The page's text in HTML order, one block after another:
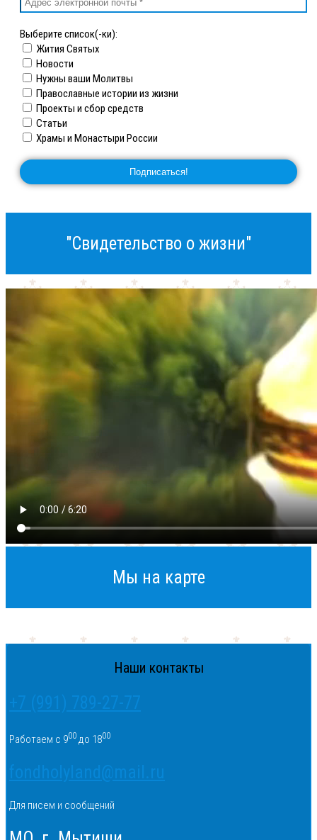
Выберите список(-ки):
Жития Святых
Новости
Нужны ваши Молитвы
Православные истории из жизни
Проекты и сбор средств
Статьи
Храмы и Монастыри России
"Свидетельство о жизни"
Мы на карте
Наши контакты
+7 (991) 789-27-77
Работаем с 900 до 1800
fondholyland@mail.ru
Для писем и сообщений